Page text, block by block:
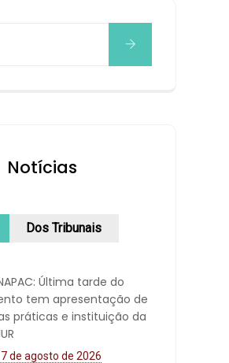
Notícias
Dos Tribunais
Última tarde do
tem apresentação de
práticas e instituição da
7 de agosto de 2026